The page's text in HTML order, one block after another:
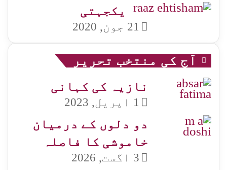
یکجہتی
21 جون, 2020
آج کی منتخب تحریر
نازیہ کی کہانی
1 اپریل, 2023
دو دلوں کے درمیان
خاموشی کا فاصلہ
3 اگست, 2026